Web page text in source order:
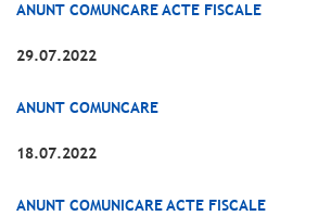
ANUNT COMUNCARE ACTE FISCALE
29.07.2022
ANUNT COMUNCARE
18.07.2022
ANUNT COMUNICARE ACTE FISCALE